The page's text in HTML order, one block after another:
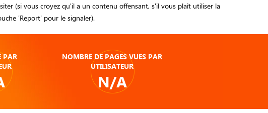
(si vous croyez qu'il a un contenu offensant, s'il vous plaît utiliser la
'Report' pour le signaler).
PAR
NOMBRE DE PAGES VUES PAR
UTILISATEUR
N/A